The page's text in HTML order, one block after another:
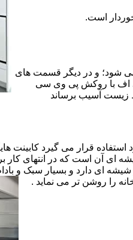
است.
شود؛ و در دیگر قسمت های
دی اف با روکش پی وی سی
زیست آسیب برساند
استفاده قرار می گیرد
ای آن است که در انتهای
ای دارد و بسیار سبک و
را روشن تر می نماید .